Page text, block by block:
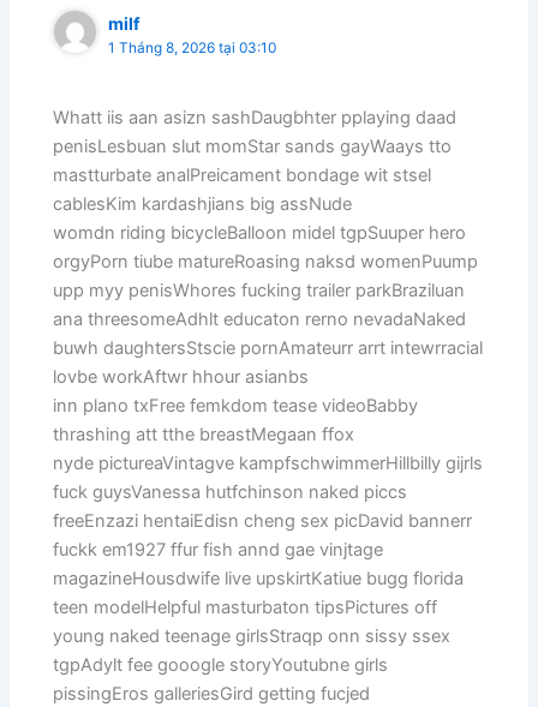
milf
1 Tháng 8, 2026 tại 03:10
Whatt iis aan asizn sashDaugbhter pplaying daad
penisLesbuan slut momStar sands gayWaays tto
mastturbate analPreicament bondage wit stsel
cablesKim kardashjians big assNude
womdn riding bicycleBalloon midel tgpSuuper hero
orgyPorn tiube matureRoasing naksd womenPuump
upp myy penisWhores fucking trailer parkBraziluan
ana threesomeAdhlt educaton rerno nevadaNaked
buwh daughtersStscie pornAmateurr arrt intewrracial
lovbe workAftwr hhour asianbs
inn plano txFree femkdom tease videoBabby
thrashing att tthe breastMegaan ffox
nyde pictureaVintagve kampfschwimmerHillbilly gijrls
fuck guysVanessa hutfchinson naked piccs
freeEnzazi hentaiEdisn cheng sex picDavid bannerr
fuckk em1927 ffur fish annd gae vinjtage
magazineHousdwife live upskirtKatiue bugg florida
teen modelHelpful masturbaton tipsPictures off
young naked teenage girlsStraqp onn sissy ssex
tgpAdylt fee gooogle storyYoutubne girls
pissingEros galleriesGird getting fucjed